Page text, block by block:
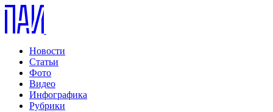
Новости
Статьи
Фото
Видео
Инфографика
Рубрики